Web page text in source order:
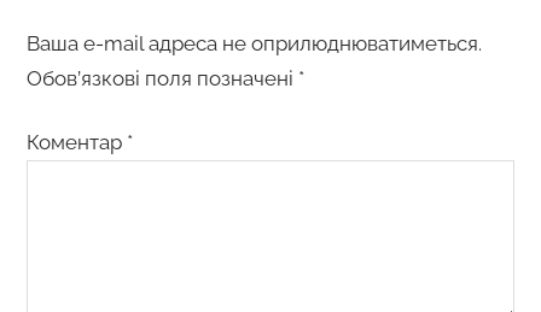
Ваша e-mail адреса не оприлюднюватиметься.
Обов’язкові поля позначені *
Коментар *